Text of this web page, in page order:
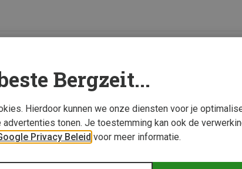
Bergzeit...
Hierdoor kunnen we onze diensten voor je
tonen. Je toestemming kan ook de
Privacy Beleid voor meer informatie.